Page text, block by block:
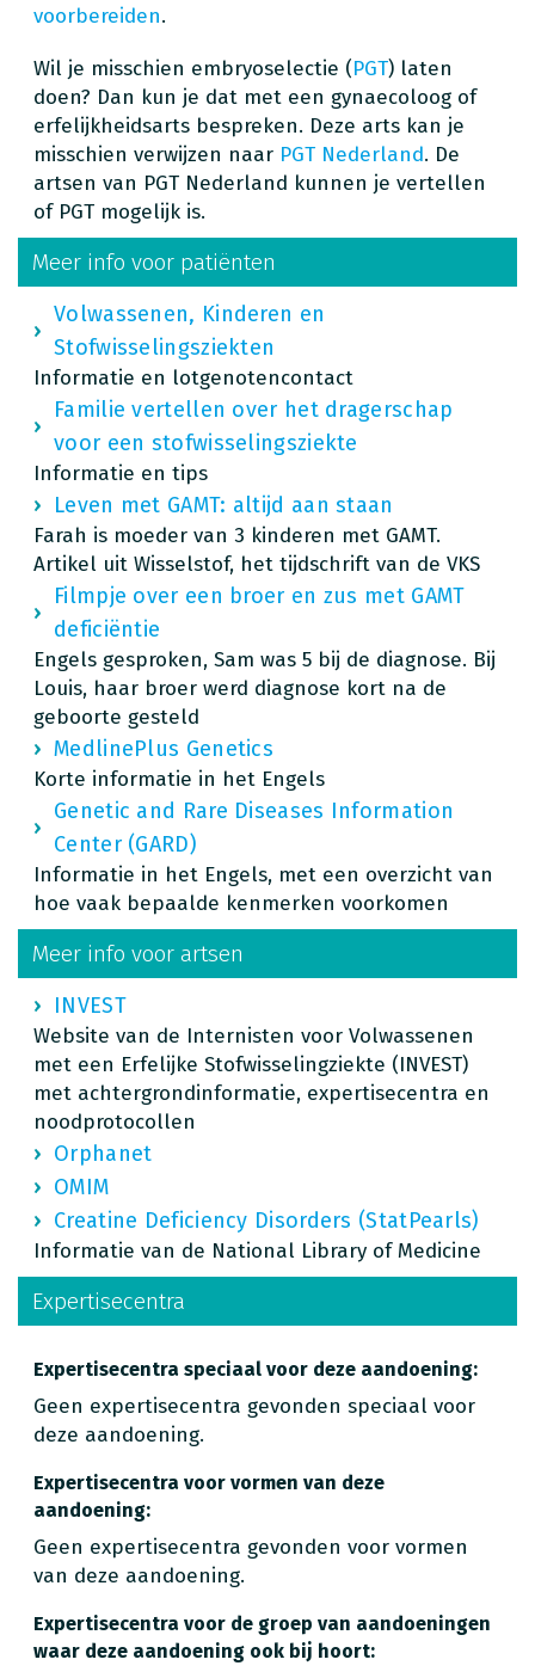
voorbereiden.
Wil je misschien embryoselectie (PGT) laten
doen? Dan kun je dat met een gynaecoloog of
erfelijkheidsarts bespreken. Deze arts kan je
misschien verwijzen naar PGT Nederland. De
artsen van PGT Nederland kunnen je vertellen
of PGT mogelijk is.
Meer info voor patiënten
Volwassenen, Kinderen en
Stofwisselingsziekten
Informatie en lotgenotencontact
Familie vertellen over het dragerschap
voor een stofwisselingsziekte
Informatie en tips
Leven met GAMT: altijd aan staan
Farah is moeder van 3 kinderen met GAMT.
Artikel uit Wisselstof, het tijdschrift van de VKS
Filmpje over een broer en zus met GAMT
deficiëntie
Engels gesproken, Sam was 5 bij de diagnose. Bij
Louis, haar broer werd diagnose kort na de
geboorte gesteld
MedlinePlus Genetics
Korte informatie in het Engels
Genetic and Rare Diseases Information
Center (GARD)
Informatie in het Engels, met een overzicht van
hoe vaak bepaalde kenmerken voorkomen
Meer info voor artsen
INVEST
Website van de Internisten voor Volwassenen
met een Erfelijke Stofwisselingziekte (INVEST)
met achtergrondinformatie, expertisecentra en
noodprotocollen
Orphanet
OMIM
Creatine Deficiency Disorders (StatPearls)
Informatie van de National Library of Medicine
Expertisecentra
Expertisecentra speciaal voor deze aandoening:
Geen expertisecentra gevonden speciaal voor
deze aandoening.
Expertisecentra voor vormen van deze
aandoening:
Geen expertisecentra gevonden voor vormen
van deze aandoening.
Expertisecentra voor de groep van aandoeningen
waar deze aandoening ook bij hoort: